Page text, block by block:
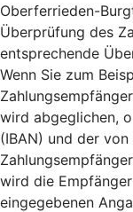
Oberferrieden-
Überprüfung des
entsprechende
Wenn Sie zum
wird abgeglichen,
(IBAN) und der
wird die
eingegebenen